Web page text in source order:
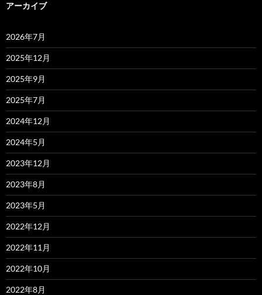
アーカイブ
2026年7月
2025年12月
2025年9月
2025年7月
2024年12月
2024年5月
2023年12月
2023年8月
2023年5月
2022年12月
2022年11月
2022年10月
2022年8月